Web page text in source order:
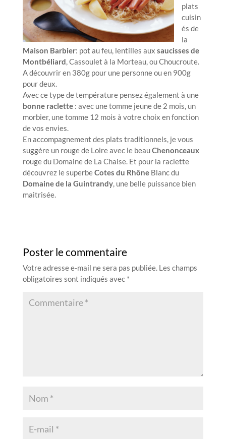
plats
cuisin
és de
la
Maison Barbier: pot au feu, lentilles aux saucisses de
Montbéliard, Cassoulet à la Morteau, ou Choucroute.
A découvrir en 380g pour une personne ou en 900g
pour deux.
Avec ce type de température pensez également à une
bonne raclette: avec une tomme jeune de 2 mois, un
morbier, une tomme 12 mois à votre choix en fonction
de vos envies.
En accompagnement des plats traditionnels, je vous
suggère un rouge de Loire avec le beauChenonceaux
rouge du Domaine de La Chaise. Et pour la raclette
découvrez le superbeCotes du RhôneBlanc du
Domaine de la Guintrandy, une belle puissance bien
maitrisée.
Poster le commentaire
Votre adresse e-mail ne sera pas publiée. Les champs
obligatoires sont indiqués avec *